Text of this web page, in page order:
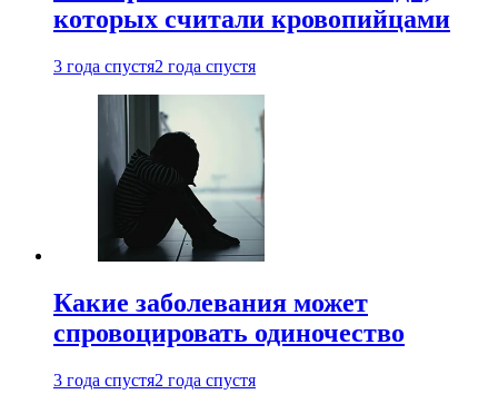
которых считали кровопийцами
3 года спустя2 года спустя
Какие заболевания может
спровоцировать одиночество
3 года спустя2 года спустя